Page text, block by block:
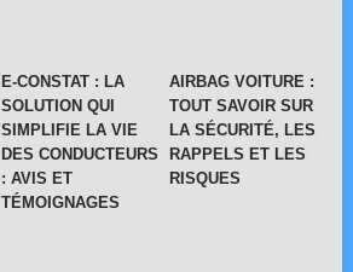
E-CONSTAT : LA
SOLUTION QUI
SIMPLIFIE LA VIE
DES CONDUCTEURS
: AVIS ET
TÉMOIGNAGES
AIRBAG VOITURE :
TOUT SAVOIR SUR
LA SÉCURITÉ, LES
RAPPELS ET LES
RISQUES